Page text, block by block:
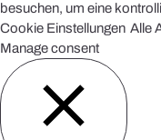
besuchen, um eine
Cookie Einstellungen Alle
Manage consent